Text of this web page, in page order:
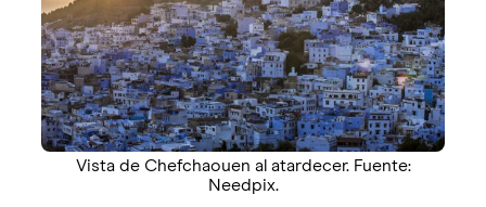
Vista de Chefchaouen al atardecer. Fuente:
Needpix.